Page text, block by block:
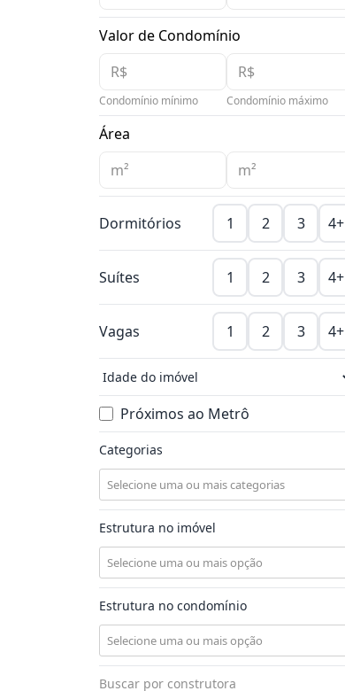
Valor de Condomínio
Condomínio mínimo Condomínio máximo
Área
Dormitórios 1 2 3 4+
Suítes 1 2 3 4+
Vagas 1 2 3 4+
Próximos ao Metrô
Categorias
Estrutura no imóvel
Estrutura no condomínio